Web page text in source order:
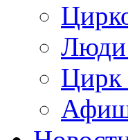
Люди
Цирк